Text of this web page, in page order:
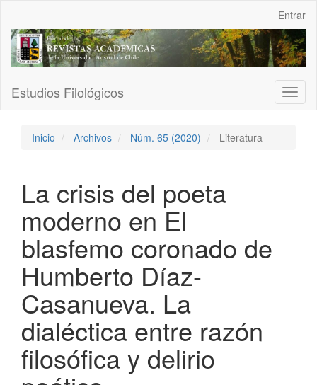
Contenido
principal
Barra
Entrar
Estudios Filológicos
Inicio Archivos Núm. 65 (2020) Literatura
La crisis del poeta
moderno en El
blasfemo coronado de
Humberto Díaz-
Casanueva. La
dialéctica entre razón
filosófica y delirio